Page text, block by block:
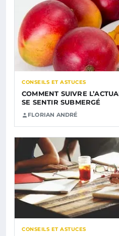
CONSEILS ET ASTUCES
COMMENT SUIVRE
SE SENTIR SUBMERGÉ
FLORIAN ANDRÉ
CONSEILS ET ASTUCES